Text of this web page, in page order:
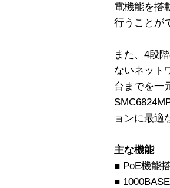
電機能を搭
行うことが
また、4段
ないネット
台までを一
ョンに最適
主な機能
■ PoE機能
■